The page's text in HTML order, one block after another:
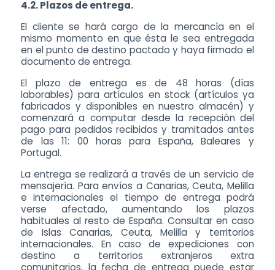
4.2. Plazos de entrega.
El cliente se hará cargo de la mercancía en el
mismo momento en que ésta le sea entregada
en el punto de destino pactado y haya firmado el
documento de entrega.
El plazo de entrega es de 48 horas (días
laborables) para artículos en stock (artículos ya
fabricados y disponibles en nuestro almacén) y
comenzará a computar desde la recepción del
pago para pedidos recibidos y tramitados antes
de las 11: 00 horas para España, Baleares y
Portugal.
La entrega se realizará a través de un servicio de
mensajería. Para envíos a Canarias, Ceuta, Melilla
e internacionales el tiempo de entrega podrá
verse afectado, aumentando los plazos
habituales al resto de España. Consultar en caso
de Islas Canarias, Ceuta, Melilla y territorios
internacionales. En caso de expediciones con
destino a territorios extranjeros extra
comunitarios, la fecha de entrega puede estar